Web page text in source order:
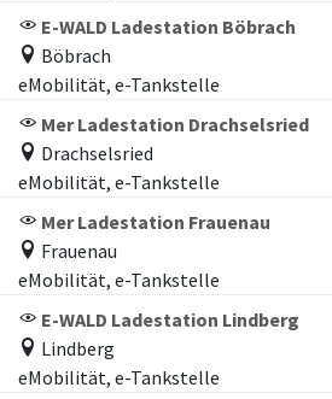
E-WALD Ladestation Böbrach
Böbrach
eMobilität, e-Tankstelle
Mer Ladestation Drachselsried
Drachselsried
eMobilität, e-Tankstelle
Mer Ladestation Frauenau
Frauenau
eMobilität, e-Tankstelle
E-WALD Ladestation Lindberg
Lindberg
eMobilität, e-Tankstelle